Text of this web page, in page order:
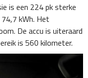
is een 224 pk sterke
kWh. Het
De accu is uiteraard
is 560 kilometer.